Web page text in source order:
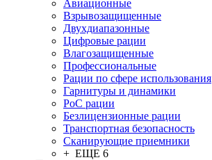
Авиационные
Взрывозащищенные
Двухдиапазонные
Цифровые рации
Влагозащищенные
Профессиональные
Рации по сфере использования
Гарнитуры и динамики
PoC рации
Безлицензионные рации
Транспортная безопасность
Сканирующие приемники
+ ЕЩЕ 6